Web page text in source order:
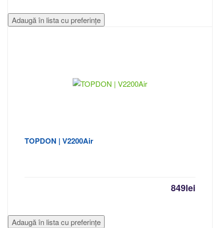
Adaugă în lista cu preferințe
TOPDON | V2200Air
849lei
Adaugă în lista cu preferințe